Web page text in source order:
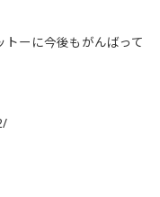
トーに今後もがんばって